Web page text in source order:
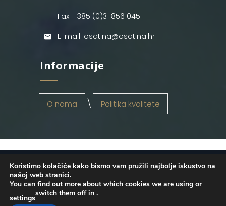
Fax: +385 (0)31 856 045
E-mail: osatina@osatina.hr
Informacije
O nama Politika kvalitete
OSATINA GRUPA d.o.o. 2026
. Configured
byINFOS Osijek. Sva prava pridržana.
Koristimo kolačiće kako bismo vam pružili najbolje iskustvo na
našoj web stranici.
You can find out more about which cookies we are using or
switch them off in
settings
.